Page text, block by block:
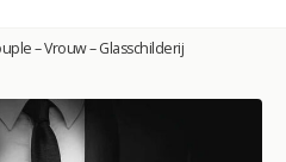
– Vrouw – Glasschilderij